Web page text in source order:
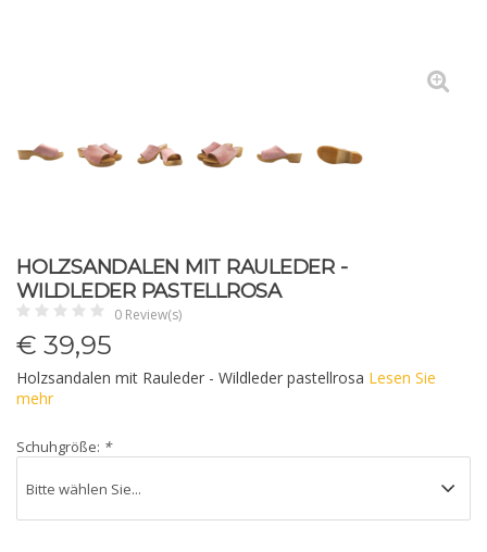
HOLZSANDALEN MIT RAULEDER -
WILDLEDER PASTELLROSA
0 Review(s)
€ 39,95
Holzsandalen mit Rauleder - Wildleder pastellrosa Lesen Sie
mehr
Schuhgröße: *